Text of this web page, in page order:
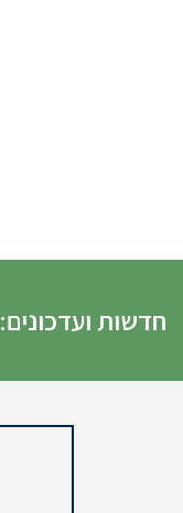
חדשות ועדכונים: